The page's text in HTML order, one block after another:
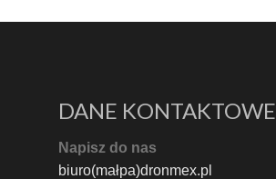
DANE KONTAKTOWE
Napisz do nas
biuro(małpa)dronmex.pl